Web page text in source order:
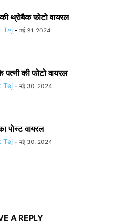
थ्रोबैक फोटो वायरल
Tej - मई 31, 2024
पत्नी की फोटो वायरल
Tej - मई 30, 2024
पोस्ट वायरल
Tej - मई 30, 2024
A REPLY